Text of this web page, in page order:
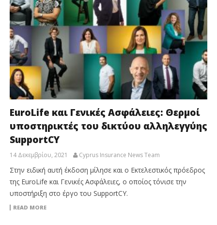
EuroLife και Γενικές Ασφάλειες: Θερμοί
υποστηρικτές του δικτύου αλληλεγγύης
SupportCY
14 Δεκεμβρίου, 2021 Cyprus Insurance News Team
Στην ειδική αυτή έκδοση μίλησε και ο Εκτελεστικός πρόεδρος
της EuroLife και Γενικές Ασφάλειες, ο οποίος τόνισε την
υποστήριξη στο έργο του SupportCY.
READ MORE